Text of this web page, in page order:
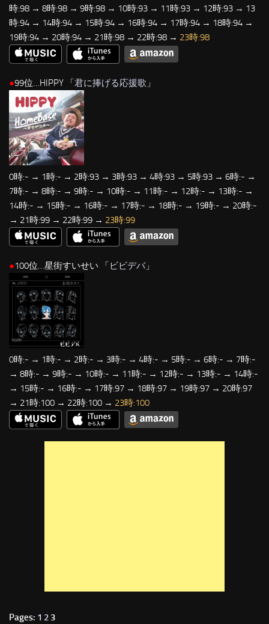
時:98 → 8時:98 → 9時:98 → 10時:93 → 11時:93 → 12時:93 → 13
時:94 → 14時:94 → 15時:94 → 16時:94 → 17時:94 → 18時:94 →
19時:94 → 20時:94 → 21時:98 → 22時:98 → 23時:98
●99位…HIPPY 「君に捧げる応援歌 」
0時:- → 1時:- → 2時:93 → 3時:93 → 4時:93 → 5時:93 → 6時:- →
7時:- → 8時:- → 9時:- → 10時:- → 11時:- → 12時:- → 13時:- →
14時:- → 15時:- → 16時:- → 17時:- → 18時:- → 19時:- → 20時:-
→ 21時:99 → 22時:99 → 23時:99
●100位…星街すいせい 「ビビデバ」
0時:- → 1時:- → 2時:- → 3時:- → 4時:- → 5時:- → 6時:- → 7時:-
→ 8時:- → 9時:- → 10時:- → 11時:- → 12時:- → 13時:- → 14時:-
→ 15時:- → 16時:- → 17時:97 → 18時:97 → 19時:97 → 20時:97
→ 21時:100 → 22時:100 → 23時:100
Pages: 1 2 3